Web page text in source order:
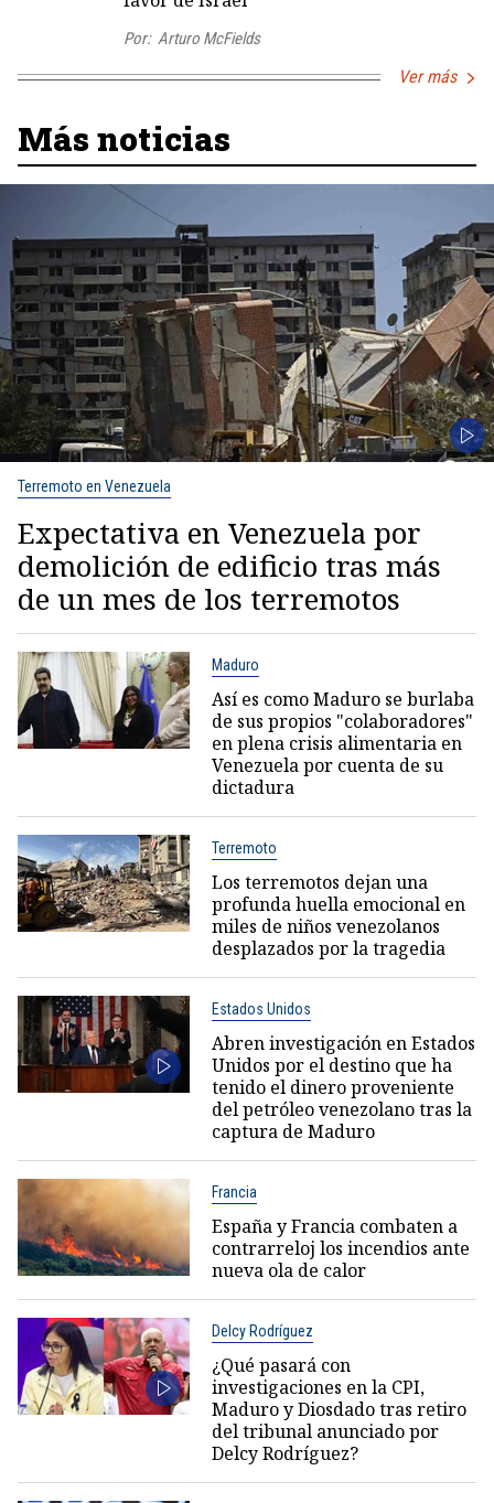
Por: Arturo McFields
Ver más
Más noticias
Terremoto en Venezuela
Expectativa en Venezuela por
demolición de edificio tras más
de un mes de los terremotos
Maduro
Así es como Maduro se burlaba
de sus propios "colaboradores"
en plena crisis alimentaria en
Venezuela por cuenta de su
dictadura
Terremoto
Los terremotos dejan una
profunda huella emocional en
miles de niños venezolanos
desplazados por la tragedia
Estados Unidos
Abren investigación en Estados
Unidos por el destino que ha
tenido el dinero proveniente
del petróleo venezolano tras la
captura de Maduro
Francia
España y Francia combaten a
contrarreloj los incendios ante
nueva ola de calor
Delcy Rodríguez
¿Qué pasará con
investigaciones en la CPI,
Maduro y Diosdado tras retiro
del tribunal anunciado por
Delcy Rodríguez?